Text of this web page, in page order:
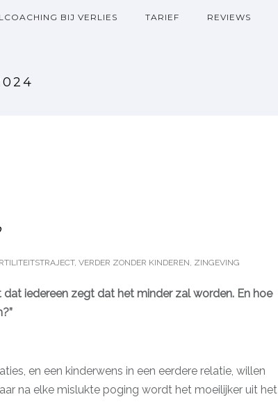
BIJ VERLIES TARIEF REVIEWS
, VERDER ZONDER KINDEREN, ZINGEVING
iedereen zegt dat het minder zal worden. En hoe
en een kinderwens in een eerdere relatie, willen
na elke mislukte poging wordt het moeilijker uit het